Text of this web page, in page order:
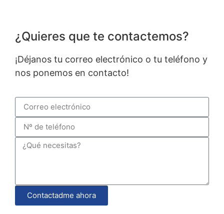
¿Quieres que te contactemos?
¡Déjanos tu correo electrónico o tu teléfono y
nos ponemos en contacto!
Contactadme ahora